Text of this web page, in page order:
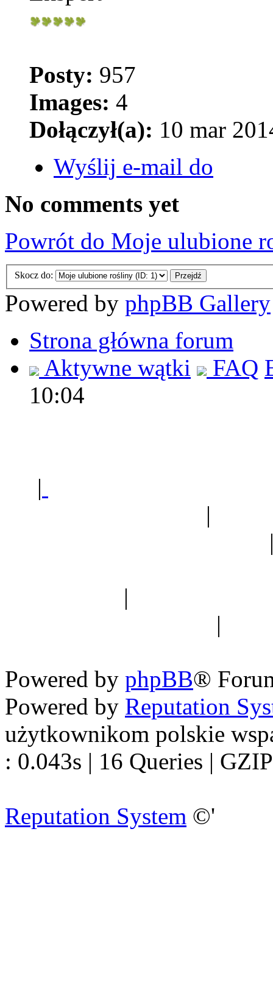
Posty: 957
Images: 4
Dołączył(a): 10 mar
Wyślij e-mail do
No comments yet
Powrót do Moje ulubione
Skocz do:
Powered by phpBB Gallery
Strona główna forum
Aktywne wątki
FAQ
10:04
|
|
|
|
Powered by phpBB®
Powered by Reputation
użytkownikom polskie
: 0.043s | 16 Queries |
Reputation System ©'